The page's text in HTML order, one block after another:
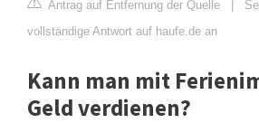
Antrag auf Entfernung der Quelle |
vollständige Antwort auf haufe.de an
Kann man mit
Geld verdienen?